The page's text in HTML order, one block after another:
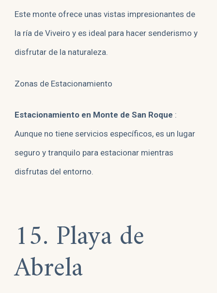
Este monte ofrece unas vistas impresionantes de
la ría de Viveiro y es ideal para hacer senderismo y
disfrutar de la naturaleza.
Zonas de Estacionamiento
Estacionamiento en Monte de San Roque :
Aunque no tiene servicios específicos, es un lugar
seguro y tranquilo para estacionar mientras
disfrutas del entorno.
15. Playa de
Abrela